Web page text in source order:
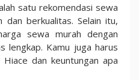
satu rekomendasi sewa
dan berkualitas. Selain itu,
sewa murah dengan
lengkap. Kamu juga harus
dan keuntungan apa